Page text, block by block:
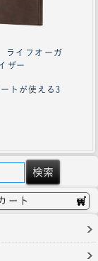
イフオーガ
ザー
トが使える3
ート